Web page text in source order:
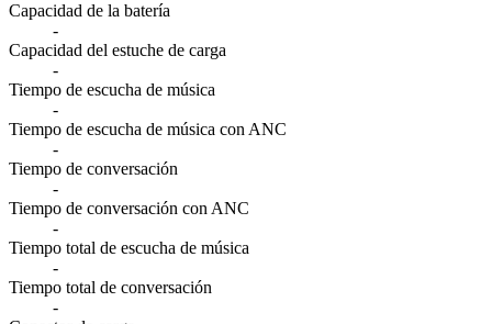
Capacidad de la batería
-
Capacidad del estuche de carga
-
Tiempo de escucha de música
-
Tiempo de escucha de música con ANC
-
Tiempo de conversación
-
Tiempo de conversación con ANC
-
Tiempo total de escucha de música
-
Tiempo total de conversación
-